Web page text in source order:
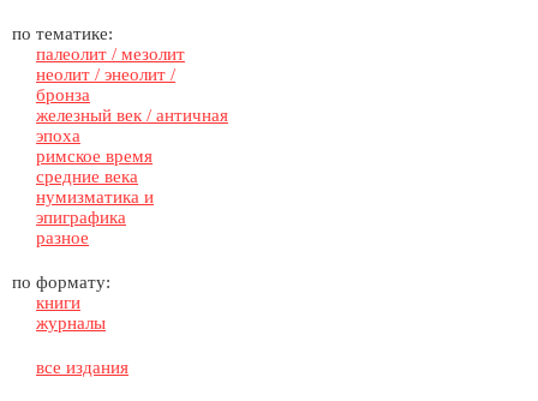
по тематике:
палеолит / мезолит
неолит / энеолит /
бронза
железный век / античная
эпоха
римское время
средние века
нумизматика и
эпиграфика
разное
по формату:
книги
журналы
все издания